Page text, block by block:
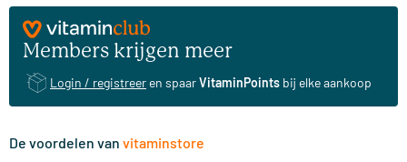
Members krijgen meer
Login / registreer en spaarVitaminPoints bij elke aankoop
De voordelen van vitaminstore